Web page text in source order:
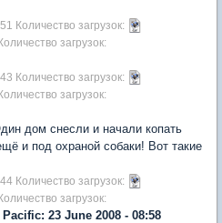
51 Количество загрузок:
загрузок:
43 Количество загрузок:
загрузок:
дом снесли и начали копать
и под охраной собаки! Вот такие
44 Количество загрузок:
загрузок:
23 June 2008 - 08:58